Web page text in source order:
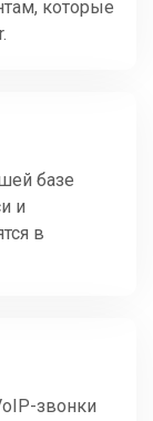
которые
базе
и
в
звонки